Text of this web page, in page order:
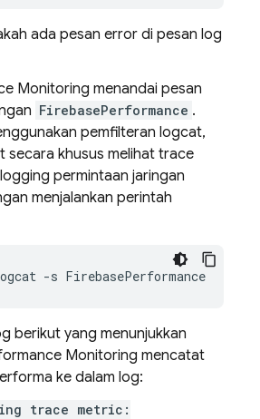
ada pesan error di pesan log
Monitoring menandai pesan
FirebasePerformance .
pemfilteran logcat,
secara khusus melihat trace
permintaan jaringan
menjalankan perintah
-s FirebasePerformance
berikut yang menunjukkan
Monitoring mencatat
ke dalam log:
trace metric: